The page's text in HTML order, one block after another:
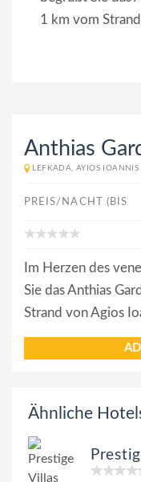
1 km vom
Anthias
LEFKADA, AYIOS IOANNIS
PREIS/NACHT (BIS
Im Herzen des
Sie das Anthias
Strand von Agios
Ähnliche